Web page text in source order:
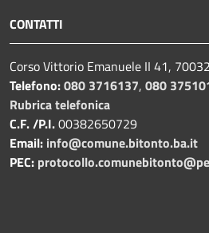
CONTATTI
Corso Vittorio Emanuele II 41,
Telefono:080 3716137, 080
Rubrica telefonica
C.F. /P.I.00382650729
Email: info@comune.bitonto.ba.it
PEC: